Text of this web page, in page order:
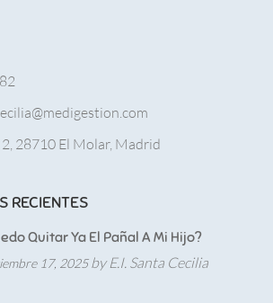
28710 El Molar, Madrid
RECIENTES
Quitar Ya El Pañal A Mi Hijo?
17, 2025 by E.I. Santa Cecilia